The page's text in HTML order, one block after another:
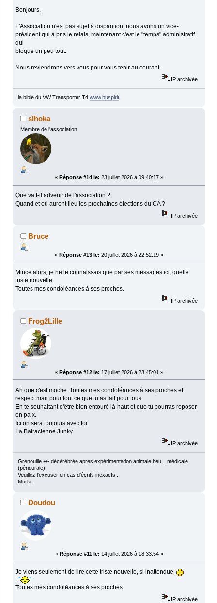
Bonjours,
L'Association n'est pas sujet à disparition, nous avons un vice-
président qui à pris le relais, maintenant c'est le "temps" administratif
qui
bloque un peu tout.
Nous reviendrons vers vous pour vous tenir au courant.
IP archivée
la bible du VW Transporter T4 www.buspirit.
slhoka
Membre de l'association
« Réponse #14 le: 23 juillet 2026 à 09:40:17 »
Que va t-il advenir de l'association ?
Quand et où auront lieu les prochaines élections du CA ?
IP archivée
Bruce
« Réponse #13 le: 20 juillet 2026 à 22:52:19 »
Mince alors, je ne le connaissais que par ses messages ici, quelle
triste nouvelle.
Toutes mes condoléances à ses proches.
IP archivée
Frog2Lille
« Réponse #12 le: 17 juillet 2026 à 23:45:01 »
Ah que c'est moche. Toutes mes condoléances à ses proches et
respect man pour tout ce que tu as fait pour tous.
En te souhaitant d'être bien entouré là-haut et que tu pourras reposer
en paix.
Ici on sera toujours avec toi.
La Batracienne Junky
IP archivée
Grenouille +/- décérébrée après expérimentation animale heu... médicale
(péridurale).
Veuillez l'excuser en cas d'écrits inexacts...
Merki.
Doudou
« Réponse #11 le: 14 juillet 2026 à 18:33:54 »
Je viens seulement de lire cette triste nouvelle, si inattendue
Toutes mes condoléances à ses proches.
IP archivée